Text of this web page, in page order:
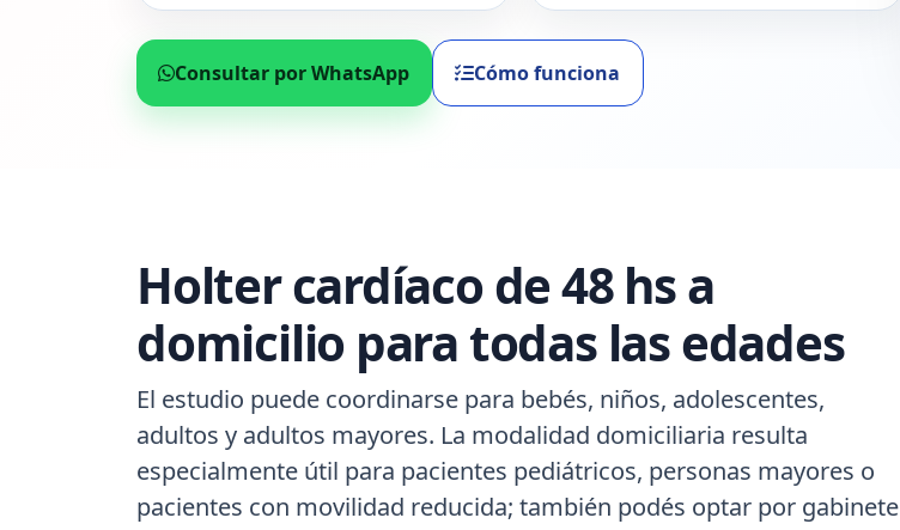
Consultar por WhatsApp Cómo funciona
Holter cardíaco de 48 hs a
domicilio para todas las edades
El estudio puede coordinarse para bebés, niños, adolescentes,
adultos y adultos mayores. La modalidad domiciliaria resulta
especialmente útil para pacientes pediátricos, personas mayores o
pacientes con movilidad reducida; también podés optar por gabinete